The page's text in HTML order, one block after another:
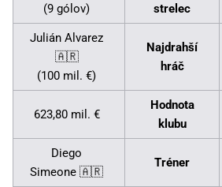
(9 gólov)
strelec
Julián Alvarez
🇦🇷
(100 mil. €)
Najdrahší
hráč
623,80 mil. €
Hodnota
klubu
Diego
Simeone 🇦🇷
Tréner